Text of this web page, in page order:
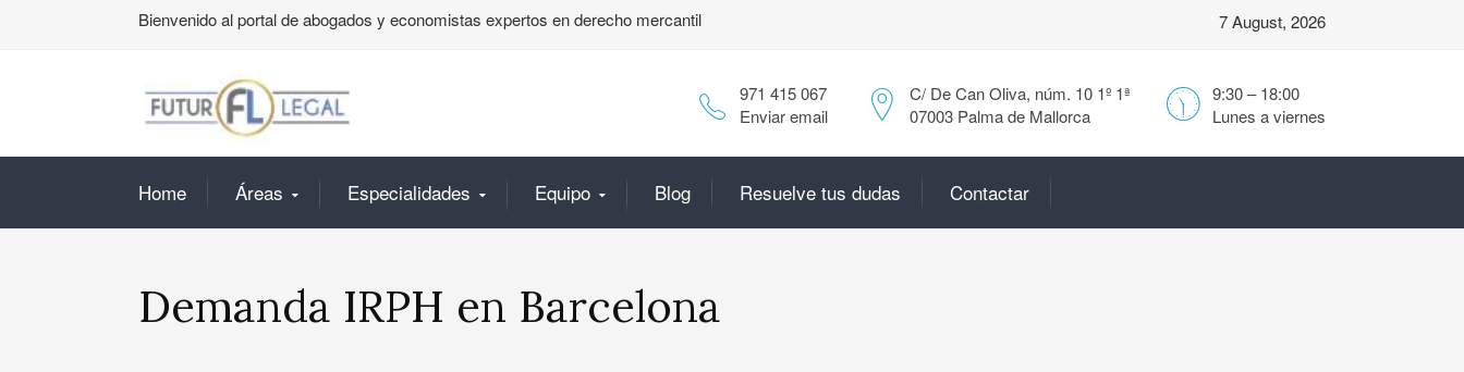
Bienvenido al portal de abogados y economistas expertos en derecho mercantil 7 August, 2026
9:30 – 18:00
Lunes a viernes
C/ De Can Oliva, núm. 10 1º 1ª
07003 Palma de Mallorca
971 415 067
Enviar email
Home Áreas Especialidades Equipo Blog Resuelve tus dudas Contactar
Demanda IRPH en Barcelona